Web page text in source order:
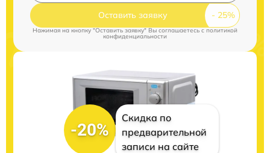
Оставить заявку
Нажимая на кнопку "Оставить заявку" Вы соглашаетесь cполитикой
конфиденциальности
-20%
Скидка по
предварительной
записи на сайте